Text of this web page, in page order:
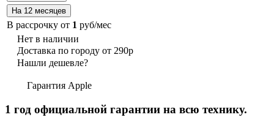
В рассрочку от 1 руб/мес
Нет в наличии
Доставка по городу от 290р
Нашли дешевле?
Гарантия Apple
1 год официальной гарантии на всю технику.